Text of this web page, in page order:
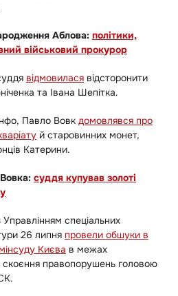
Аблова: політики,
військовий прокурор
відмовилася відсторонити
та Івана Шепітка.
Павло Вовк домовлявся про
й старовинних монет,
Катерини.
суддя купував золоті
спеціальних
26 липня провели обшуки в
Києва в межах
скоєння правопорушень головою